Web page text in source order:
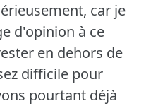
car je
d'opinion à ce
en dehors de
difficile pour
pourtant déjà